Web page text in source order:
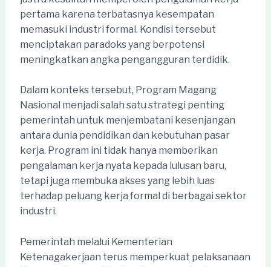
pertama karena terbatasnya kesempatan
memasuki industri formal. Kondisi tersebut
menciptakan paradoks yang berpotensi
meningkatkan angka pengangguran terdidik.
Dalam konteks tersebut, Program Magang
Nasional menjadi salah satu strategi penting
pemerintah untuk menjembatani kesenjangan
antara dunia pendidikan dan kebutuhan pasar
kerja. Program ini tidak hanya memberikan
pengalaman kerja nyata kepada lulusan baru,
tetapi juga membuka akses yang lebih luas
terhadap peluang kerja formal di berbagai sektor
industri.
Pemerintah melalui Kementerian
Ketenagakerjaan terus memperkuat pelaksanaan